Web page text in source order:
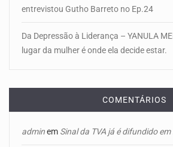
entrevistou Gutho Barreto no Ep.24
Da Depressão à Liderança – YANULA
lugar da mulher é onde ela decide estar.
COMENTÁRIOS
adminem Sinal da TVA já é difundido